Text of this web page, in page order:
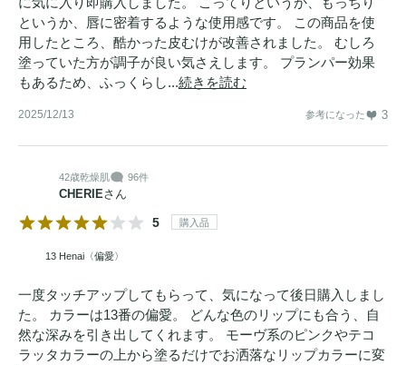
というか、唇に密着するような使用感です。 この商品を使
用したところ、酷かった皮むけが改善されました。 むしろ
塗っていた方が調子が良い気さえします。 プランパー効果
もあるため、ふっくらし...続きを読む
2025/12/13 参考になった 3
42歳乾燥肌 96件
CHERIEさん
5 購入品
13 Henai〈偏愛〉
一度タッチアップしてもらって、気になって後日購入しまし
た。 カラーは13番の偏愛。 どんな色のリップにも合う、自
然な深みを引き出してくれます。 モーヴ系のピンクやテコ
ラッタカラーの上から塗るだけでお洒落なリップカラーに変